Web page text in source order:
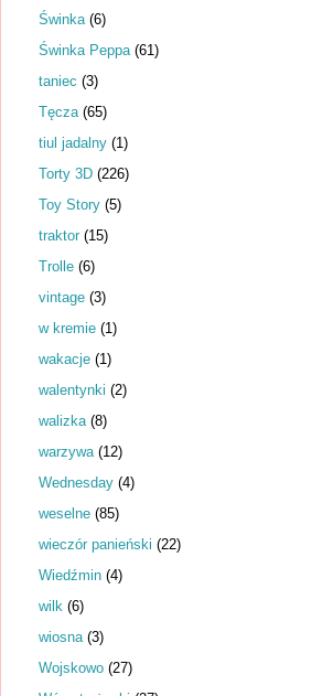
Świnka (6)
Świnka Peppa (61)
taniec (3)
Tęcza (65)
tiul jadalny (1)
Torty 3D (226)
Toy Story (5)
traktor (15)
Trolle (6)
vintage (3)
w kremie (1)
wakacje (1)
walentynki (2)
walizka (8)
warzywa (12)
Wednesday (4)
weselne (85)
wieczór panieński (22)
Wiedźmin (4)
wilk (6)
wiosna (3)
Wojskowo (27)